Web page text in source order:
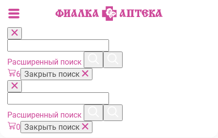
Расширенный поиск
6 Закрыть поиск
Расширенный поиск
0 Закрыть поиск